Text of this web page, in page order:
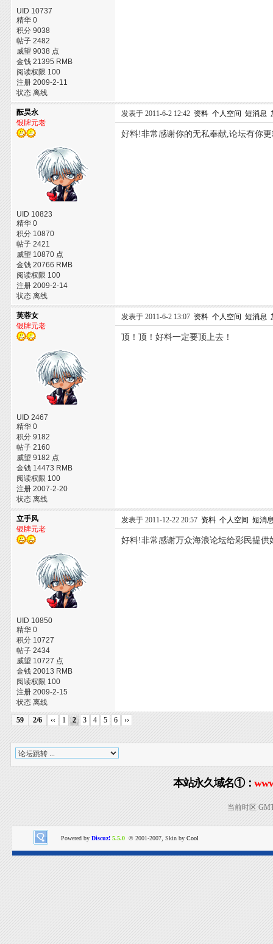
UID 10737
精华 0
积分 9038
帖子 2482
威望 9038 点
金钱 21395 RMB
阅读权限 100
注册 2009-2-11
状态 离线
酝昊永
银牌元老
UID 10823
精华 0
积分 10870
帖子 2421
威望 10870 点
金钱 20766 RMB
阅读权限 100
注册 2009-2-14
状态 离线
发表于 2011-6-2 12:42 资料 个人空间 短消息
好料!非常感谢你的无私奉献,论坛有你
芙蓉女
银牌元老
UID 2467
精华 0
积分 9182
帖子 2160
威望 9182 点
金钱 14473 RMB
阅读权限 100
注册 2007-2-20
状态 离线
发表于 2011-6-2 13:07 资料 个人空间 短消息
顶！顶！好料一定要顶上去！
立手风
银牌元老
UID 10850
精华 0
积分 10727
帖子 2434
威望 10727 点
金钱 20013 RMB
阅读权限 100
注册 2009-2-15
状态 离线
发表于 2011-12-22 20:57 资料 个人空间 短消
好料!非常感谢万众海浪论坛给彩民提供
59 2/6 ‹‹ 1 2 3 4 5 6 ››
本站永久域名①：
当前时区
Powered by Discuz! 5.5.0 © 2001-2007, Skin by Cool